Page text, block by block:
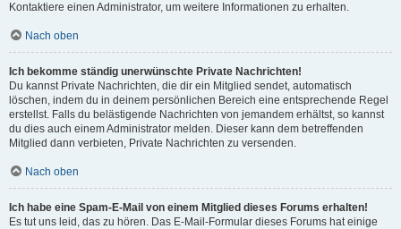
Kontaktiere einen Administrator, um weitere Informationen zu erhalten.
Nach oben
Ich bekomme ständig unerwünschte Private Nachrichten!
Du kannst Private Nachrichten, die dir ein Mitglied sendet, automatisch
löschen, indem du in deinem persönlichen Bereich eine entsprechende Regel
erstellst. Falls du belästigende Nachrichten von jemandem erhältst, so kannst
du dies auch einem Administrator melden. Dieser kann dem betreffenden
Mitglied dann verbieten, Private Nachrichten zu versenden.
Nach oben
Ich habe eine Spam-E-Mail von einem Mitglied dieses Forums erhalten!
Es tut uns leid, das zu hören. Das E-Mail-Formular dieses Forums hat einige